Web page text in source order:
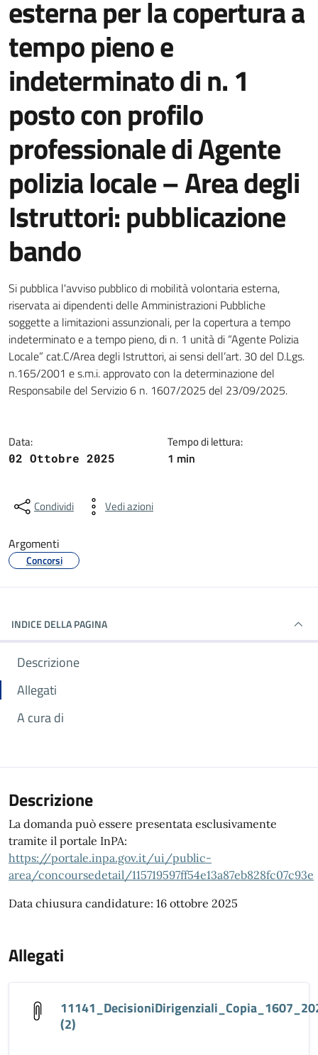
esterna per la copertura a
tempo pieno e
indeterminato di n. 1
posto con profilo
professionale di Agente
polizia locale – Area degli
Istruttori: pubblicazione
bando
Dettagli della notizia
Si pubblica l'avviso pubblico di mobilità volontaria esterna,
riservata ai dipendenti delle Amministrazioni Pubbliche
soggette a limitazioni assunzionali, per la copertura a tempo
indeterminato e a tempo pieno, di n. 1 unità di “Agente Polizia
Locale” cat.C/Area degli Istruttori, ai sensi dell’art. 30 del D.Lgs.
n.165/2001 e s.m.i. approvato con la determinazione del
Responsabile del Servizio 6 n. 1607/2025 del 23/09/2025.
Data:
02 Ottobre 2025
Tempo di lettura:
1 min
Condividi Vedi azioni
Argomenti
Concorsi
INDICE DELLA PAGINA
Descrizione
Allegati
A cura di
Descrizione
La domanda può essere presentata esclusivamente
tramite il portale InPA:
https://portale.inpa.gov.it/ui/public-
area/concoursedetail/115719597ff54e13a87eb828fc07c93e
Data chiusura candidature: 16 ottobre 2025
Allegati
(2)